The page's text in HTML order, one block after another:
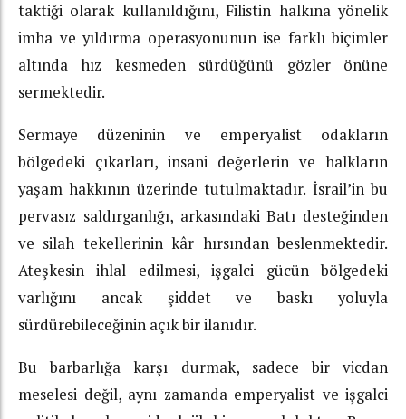
taktiği olarak kullanıldığını, Filistin halkına yönelik
imha ve yıldırma operasyonunun ise farklı biçimler
altında hız kesmeden sürdüğünü gözler önüne
sermektedir.
Sermaye düzeninin ve emperyalist odakların
bölgedeki çıkarları, insani değerlerin ve halkların
yaşam hakkının üzerinde tutulmaktadır. İsrail’in bu
pervasız saldırganlığı, arkasındaki Batı desteğinden
ve silah tekellerinin kâr hırsından beslenmektedir.
Ateşkesin ihlal edilmesi, işgalci gücün bölgedeki
varlığını ancak şiddet ve baskı yoluyla
sürdürebileceğinin açık bir ilanıdır.
Bu barbarlığa karşı durmak, sadece bir vicdan
meselesi değil, aynı zamanda emperyalist ve işgalci